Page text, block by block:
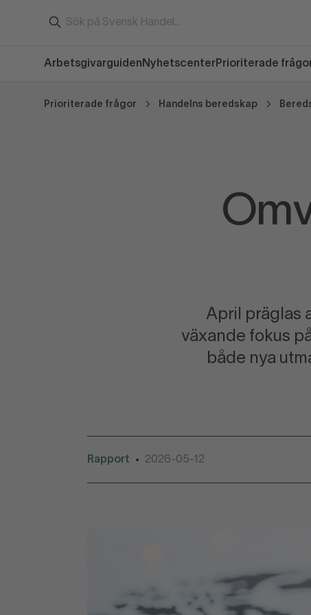
Arbetsgivarguiden Nyhetscenter Prioriterade
Prioriterade frågor Handelns beredskap
April präglas
växande fokus
både nya
Rapport • 2026-05-12